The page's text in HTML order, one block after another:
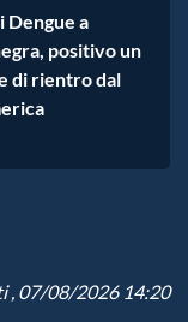
Dengue a
positivo un
di rientro dal
, 07/08/2026 14:20